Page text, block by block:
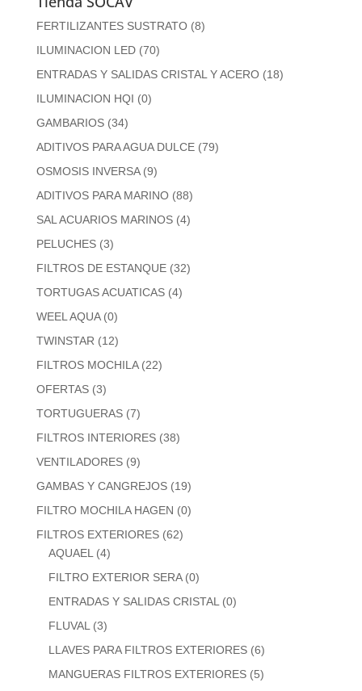
FERTILIZANTES SUSTRATO (8)
ILUMINACION LED (70)
ENTRADAS Y SALIDAS CRISTAL Y ACERO (18)
ILUMINACION HQI (0)
GAMBARIOS (34)
ADITIVOS PARA AGUA DULCE (79)
OSMOSIS INVERSA (9)
ADITIVOS PARA MARINO (88)
SAL ACUARIOS MARINOS (4)
PELUCHES (3)
FILTROS DE ESTANQUE (32)
TORTUGAS ACUATICAS (4)
WEEL AQUA (0)
TWINSTAR (12)
FILTROS MOCHILA (22)
OFERTAS (3)
TORTUGUERAS (7)
FILTROS INTERIORES (38)
VENTILADORES (9)
GAMBAS Y CANGREJOS (19)
FILTRO MOCHILA HAGEN (0)
FILTROS EXTERIORES (62)
AQUAEL (4)
FILTRO EXTERIOR SERA (0)
ENTRADAS Y SALIDAS CRISTAL (0)
FLUVAL (3)
LLAVES PARA FILTROS EXTERIORES (6)
MANGUERAS FILTROS EXTERIORES (5)